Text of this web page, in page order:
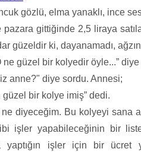
gözlü, elma yanaklı, ince
gittiğinde 2,5 liraya
güzeldir ki, dayanamadı,
ne güzel bir kolyedir öyle...”
anne?" diye sordu. Annesi;
güzel bir kolye imiş” dedi.
ne diyeceğim. Bu kolyeyi sana
işler yapabileceğinin bir
yaptığın işler için bir ücret